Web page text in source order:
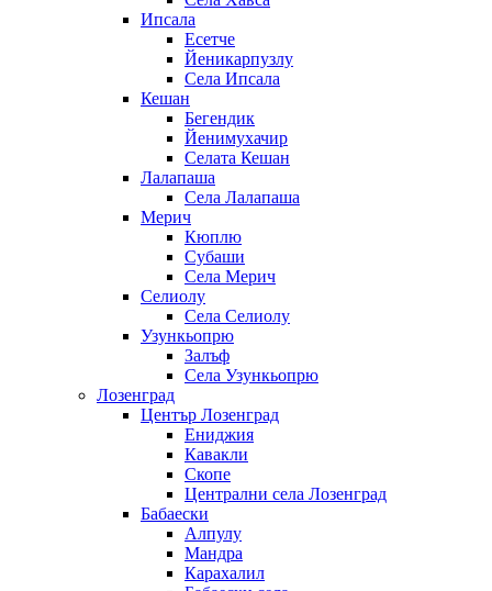
Ипсала
Есетче
Йеникарпузлу
Села Ипсала
Кешан
Бегендик
Йенимухачир
Селата Кешан
Лалапаша
Села Лалапаша
Мерич
Кюплю
Субаши
Села Мерич
Селиолу
Села Селиолу
Узункьопрю
Залъф
Села Узункьопрю
Лозенград
Център Лозенград
Ениджия
Кавакли
Скопе
Централни села Лозенград
Бабаески
Алпулу
Мандра
Карахалил